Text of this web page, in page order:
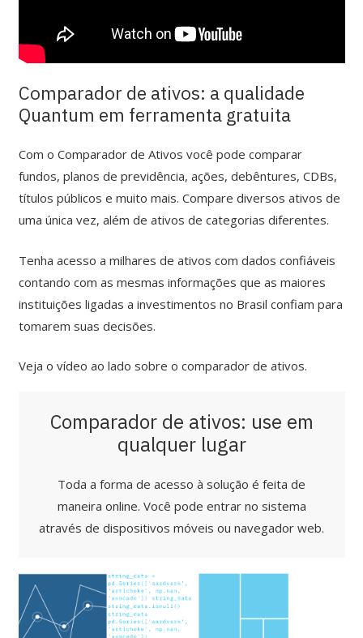
Comparador de ativos: a qualidade
Quantum em ferramenta gratuita
Com o Comparador de Ativos você pode comparar
fundos, planos de previdência, ações, debêntures, CDBs,
títulos públicos e muito mais. Compare diversos ativos de
uma única vez, além de ativos de categorias diferentes.
Tenha acesso a milhares de ativos com dados confiáveis
contando com as mesmas informações que as maiores
instituições ligadas a investimentos no Brasil confiam para
tomarem suas decisões.
Veja o vídeo ao lado sobre o comparador de ativos.
Comparador de ativos: use em
qualquer lugar
Toda a forma de acesso à solução é feita de
maneira online. Você pode entrar no sistema
através de dispositivos móveis ou navegador web.